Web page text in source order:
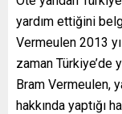
yardım ettiğini
Vermeulen 2013
zaman Türkiye’de
Bram Vermeulen,
hakkında yaptığı